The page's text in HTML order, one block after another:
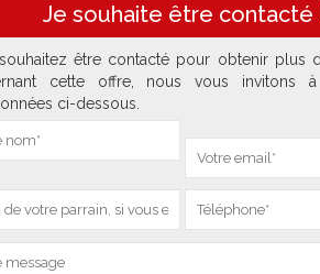
Je souhaite être contacté
être contacté pour obtenir plus
cette offre, nous vous invitons
ci-dessous.